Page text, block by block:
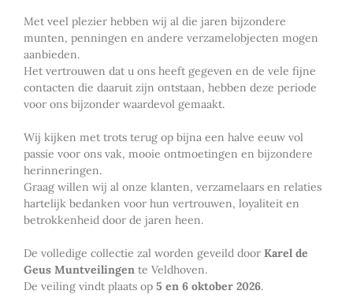
Met veel plezier hebben wij al die jaren bijzondere
munten, penningen en andere verzamelobjecten mogen
aanbieden.
Het vertrouwen dat u ons heeft gegeven en de vele fijne
contacten die daaruit zijn ontstaan, hebben deze periode
voor ons bijzonder waardevol gemaakt.
Wij kijken met trots terug op bijna een halve eeuw vol
passie voor ons vak, mooie ontmoetingen en bijzondere
herinneringen.
Graag willen wij al onze klanten, verzamelaars en relaties
hartelijk bedanken voor hun vertrouwen, loyaliteit en
betrokkenheid door de jaren heen.
De volledige collectie zal worden geveild door Karel de
Geus Muntveilingen te Veldhoven.
De veiling vindt plaats op 5 en 6 oktober 2026.